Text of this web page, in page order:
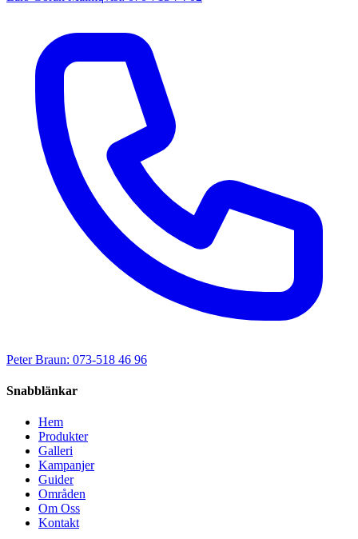
Peter Braun: 073-518 46 96
Snabblänkar
Hem
Produkter
Galleri
Kampanjer
Guider
Områden
Om Oss
Kontakt